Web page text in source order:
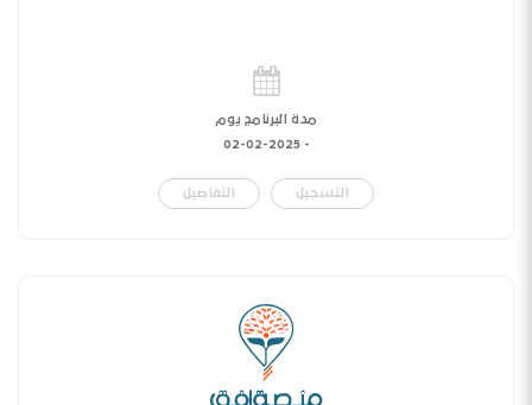
مدة البرنامج يوم
-
02-02-2025
التسجيل التفاصيل